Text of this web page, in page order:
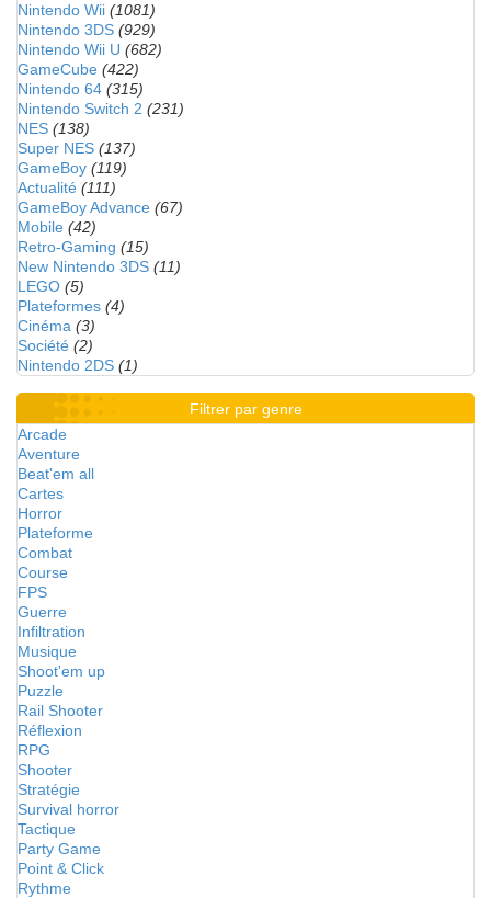
Nintendo Wii (1081)
Nintendo 3DS (929)
Nintendo Wii U (682)
GameCube (422)
Nintendo 64 (315)
Nintendo Switch 2 (231)
NES (138)
Super NES (137)
GameBoy (119)
Actualité (111)
GameBoy Advance (67)
Mobile (42)
Retro-Gaming (15)
New Nintendo 3DS (11)
LEGO (5)
Plateformes (4)
Cinéma (3)
Société (2)
Nintendo 2DS (1)
Filtrer par genre
Arcade
Aventure
Beat'em all
Cartes
Horror
Plateforme
Combat
Course
FPS
Guerre
Infiltration
Musique
Shoot'em up
Puzzle
Rail Shooter
Réflexion
RPG
Shooter
Stratégie
Survival horror
Tactique
Party Game
Point & Click
Rythme